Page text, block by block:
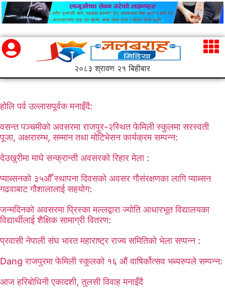
२०८३ श्रावण २१ बिहीबार
होलि पर्व उल्लासपूर्वक मनाइँदै:
वसन्त पञ्चमीको अवसरमा राजपुर-२स्थित फेमिली स्कुलमा सरस्वती
पूजा, अक्षरारम्भ, सम्मान तथा मोटिभेसन कार्यक्रम सम्पन्न:
देउखुरीमा माघे सन्क्रान्ती अवसरको रिहार मेला :
प्याब्सनको ३५औँ स्थापना दिवसको अवसर गौसंरक्षणका लागि प्याब्सन
गढवाबाट गौशालालाई सहयोग:
जन्मदिनको अवसरमा प्रिस्का मल्लद्वारा ज्योति आधारभूत विद्यालयका
विद्यार्थीलाई शैक्षिक सामाग्री वितरण:
प्रवासी नेपाली संघ भारत महाराष्ट्र राज्य समितिको भेला सप्पन्न :
Dang राजपुरमा फेमिली स्कुलको १६ औं वाषिर्कोत्सव भब्यरुपले सम्पन्न:
आज हरिबोधिनी एकादशी, तुलसी विवाह मनाइँदै